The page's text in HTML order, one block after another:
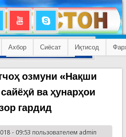
Ахбор Сиёсат Иқтисод
озмуни «Нақши
ва ҳунарҳои
гардид
- 09:53 пользователем admin